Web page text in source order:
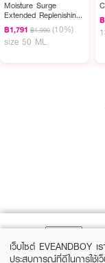
การดูแลผิวที่ดียิ่งขึ้น โดยส
ยังคงพบความชุ่มชื้นแม้เว
ผิวดูสุขภาพดีขึ้น พร้อมมอบ
● Aloe Bio-Ferment ส่ว
Moisture Surge
Extended Replenishing
Hydrator
฿1,791 ฿1,990 (10%)
size 50 ML
เว็บไซต์ EVEANDBOY
ประสบการณ์ที่ดีในการใ